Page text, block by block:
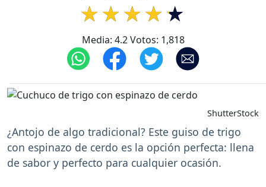
Media: 4.2Votos: 1,818
ShutterStock
¿Antojo de algo tradicional? Este guiso de trigo
con espinazo de cerdo es la opción perfecta: llena
de sabor y perfecto para cualquier ocasión.